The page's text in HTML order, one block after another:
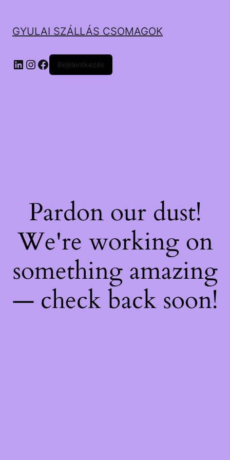
GYULAI SZÁLLÁS CSOMAGOK
LinkedIn
Instagram
Facebook
Bejelentkezés
Pardon our dust!
We're working on
something amazing
— check back soon!